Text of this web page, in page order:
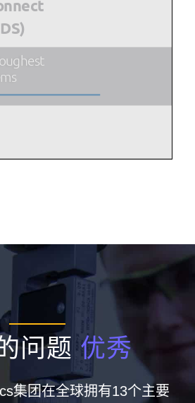
问题优秀
集团在全球拥有13个主要